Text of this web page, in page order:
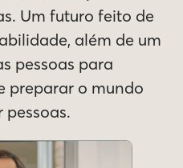
Um futuro feito de
além de um
pessoas para
preparar o mundo